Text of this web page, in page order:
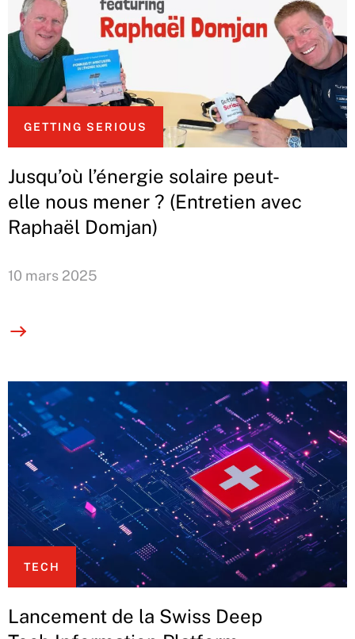
GETTING SERIOUS
Jusqu’où l’énergie solaire peut-
elle nous mener ? (Entretien avec
Raphaël Domjan)
10 mars 2025
TECH
Lancement de la Swiss Deep